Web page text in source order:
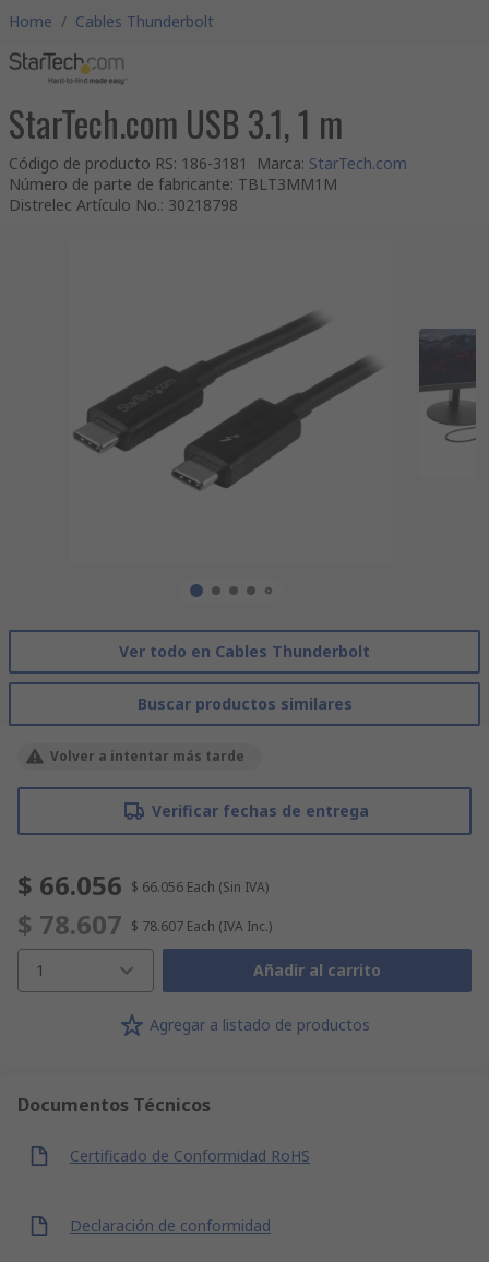
Home / Cables Thunderbolt
StarTech.com USB 3.1, 1 m
Código de producto RS: 186-3181 Marca: StarTech.com
Número de parte de fabricante: TBLT3MM1M
Distrelec Artículo No.: 30218798
Ver todo en Cables Thunderbolt
Buscar productos similares
Volver a intentar más tarde
Verificar fechas de entrega
$ 66.056 $ 66.056 Each (Sin IVA)
$ 78.607 $ 78.607 Each (IVA Inc.)
1 Añadir al carrito
Agregar a listado de productos
Documentos Técnicos
Certificado de Conformidad RoHS
Declaración de conformidad